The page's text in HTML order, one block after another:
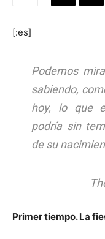
[:es]
Podemos
sabiendo,
hoy, lo que
podría sin
de su
Primer tiempo. La